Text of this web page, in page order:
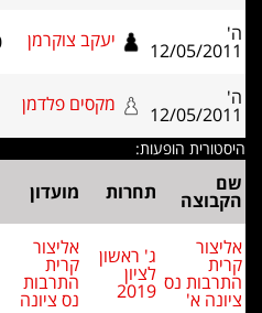
12/ יעקב צוקרמן 0
-
12/ מקסים פלדמן 1
-
0
הופעות:
תחרות מועדון מפגשים
נס
ג' ראשון
לציון
2019
אליצור
קרית
התרבות
נס ציונה
10